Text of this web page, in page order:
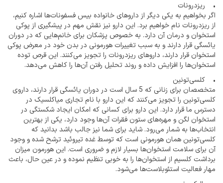
• ریزدرونات
اگر بخواهیم به یکی دیگر از داروهای خانواده بیس فسفونات‌ها اشاره کنیم،
از ریزدرونات نام خواهیم برد. این دارو نیز نقش مهم در پیشگیری از پوکی
استخوان و درمان آن دارد. به خصوص پزشکان برای خانم‌هایی که در دوران
یائسگی قرار دارند و به سبب تغییرات هورمونی در بدن خود در معرض پوکی
استخوان قرار دارند، داروهای ریزدرونات را تجویز می‌کنند. این قرص توده
استخوان‌ها را افزایش داده و روند تحلیل رفتن آن‌ها را کاهش می‌دهد.
• کلسی‌تونین
متخصصان برای زنانی که 5 سال است در دوران یائسگی قرار دارند، داروی
کلسی‌تونین را تجویز می‌کنند که این دارو با نام تجاری میاکلسیک در
دسترس ما قرار دارد. این دارو برای کسانی که امکان ایجاد شکستگی در
استخوان لگن و مهره‌های ستون فقرات آن‌ها وجود دارد، یکی از بهترین
انتخاب‌ها به شمار می‌رود. شاید برای شما نیز جالب باشد بدانید که
کلسی‌تونین همان هورمونی است که توسط غده تیروئید ترشح شده و وجود
آن برای سلامت استخوان‌ها بسیار لازم و ضروری است. این هورمون میزان
برداشت کلسیم از استخوان‌ها را به خوبی تنظیم نموده و در عین حال، باعث
مهار فعالیت استئوبلاست‌ها می‌شود.